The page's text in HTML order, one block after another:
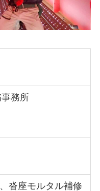
務所
沓座モルタル補修